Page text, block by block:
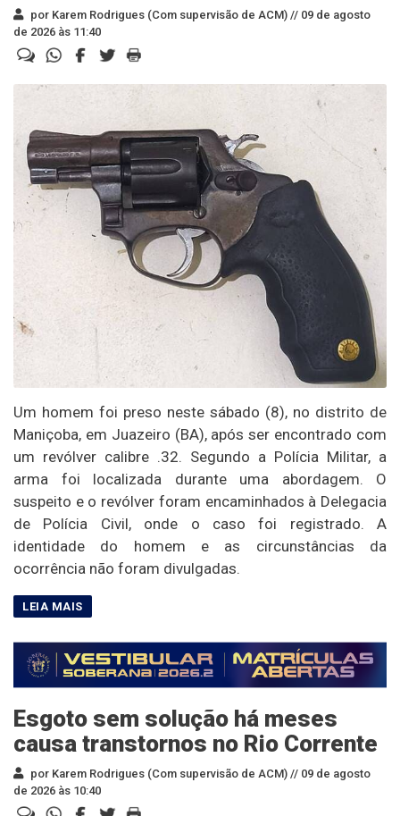
por Karem Rodrigues (Com supervisão de ACM) // 09 de agosto
de 2026 às 11:40
Um homem foi preso neste sábado (8), no distrito de
Maniçoba, em Juazeiro (BA), após ser encontrado com
um revólver calibre .32. Segundo a Polícia Militar, a
arma foi localizada durante uma abordagem. O
suspeito e o revólver foram encaminhados à Delegacia
de Polícia Civil, onde o caso foi registrado. A
identidade do homem e as circunstâncias da
ocorrência não foram divulgadas.
Esgoto sem solução há meses
causa transtornos no Rio Corrente
por Karem Rodrigues (Com supervisão de ACM) // 09 de agosto
de 2026 às 10:40